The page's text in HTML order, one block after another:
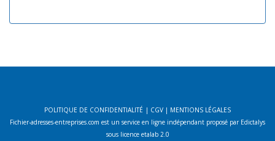
POLITIQUE DE CONFIDENTIALITÉ | CGV | MENTIONS LÉGALES
Fichier-adresses-entreprises.com est un service en ligne indépendant proposé par Edictalys
sous licence etalab 2.0